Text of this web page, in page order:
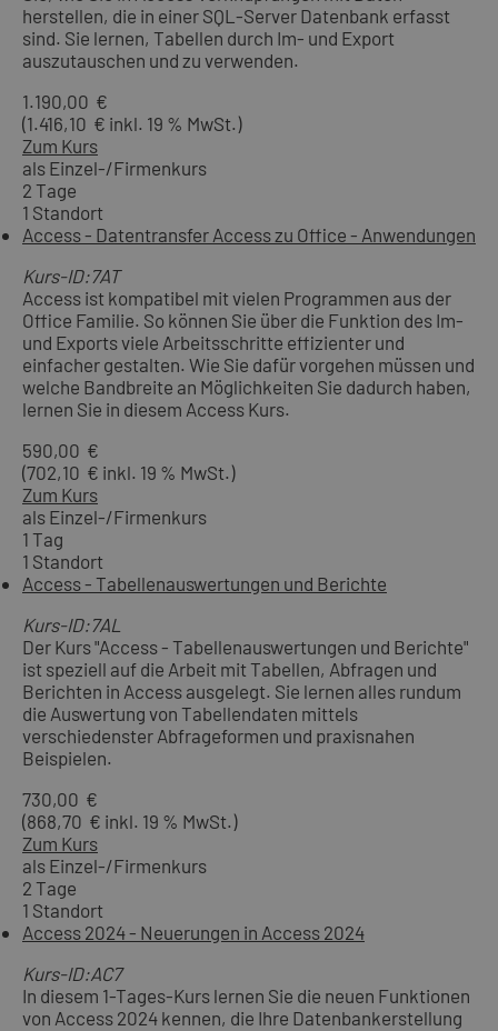
herstellen, die in einer SQL-Server Datenbank erfasst
sind. Sie lernen, Tabellen durch Im- und Export
auszutauschen und zu verwenden.
1.190,00 €
(1.416,10 € inkl. 19 % MwSt.)
Zum Kurs
als Einzel-/Firmenkurs
2 Tage
1 Standort
Access - Datentransfer Access zu Office - Anwendungen
Kurs-ID:7AT
Access ist kompatibel mit vielen Programmen aus der
Office Familie. So können Sie über die Funktion des Im-
und Exports viele Arbeitsschritte effizienter und
einfacher gestalten. Wie Sie dafür vorgehen müssen und
welche Bandbreite an Möglichkeiten Sie dadurch haben,
lernen Sie in diesem Access Kurs.
590,00 €
(702,10 € inkl. 19 % MwSt.)
Zum Kurs
als Einzel-/Firmenkurs
1 Tag
1 Standort
Access - Tabellenauswertungen und Berichte
Kurs-ID:7AL
Der Kurs "Access - Tabellenauswertungen und Berichte"
ist speziell auf die Arbeit mit Tabellen, Abfragen und
Berichten in Access ausgelegt. Sie lernen alles rundum
die Auswertung von Tabellendaten mittels
verschiedenster Abfrageformen und praxisnahen
Beispielen.
730,00 €
(868,70 € inkl. 19 % MwSt.)
Zum Kurs
als Einzel-/Firmenkurs
2 Tage
1 Standort
Access 2024 - Neuerungen in Access 2024
Kurs-ID:AC7
In diesem 1-Tages-Kurs lernen Sie die neuen Funktionen
von Access 2024 kennen, die Ihre Datenbankerstellung